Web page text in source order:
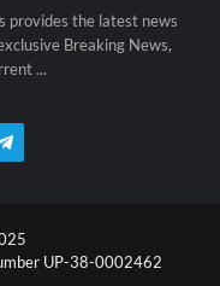
provides the latest news
Breaking News,
...
UP-38-0002462